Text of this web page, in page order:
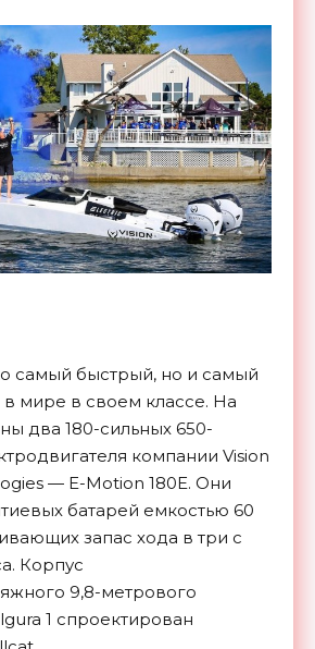
самый быстрый, но и самый
мире в своем классе. На
два 180-сильных 650-
компании Vision
— E-Motion 180E. Они
батарей емкостью 60
запас хода в три с
Корпус
9,8-метрового
1 спроектирован